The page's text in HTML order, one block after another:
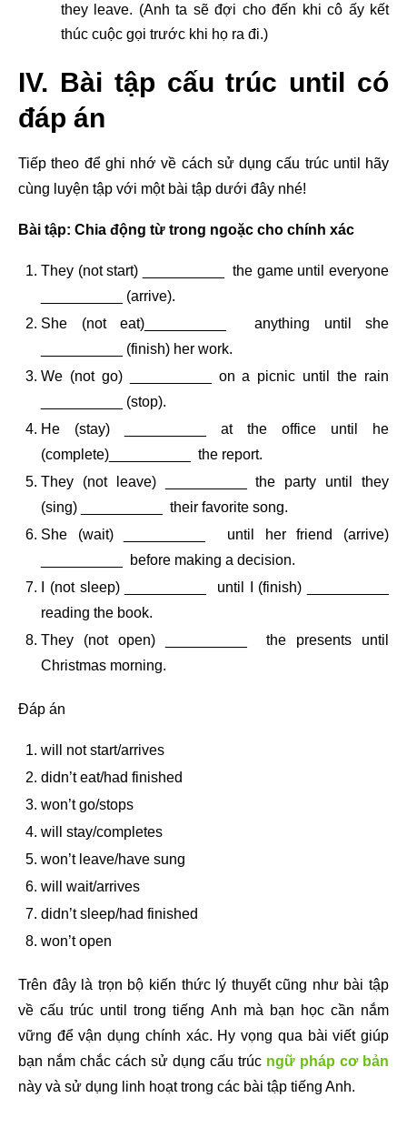
they leave. (Anh ta sẽ đợi cho đến khi cô ấy kết
thúc cuộc gọi trước khi họ ra đi.)
IV. Bài tập cấu trúc until có
đáp án
Tiếp theo để ghi nhớ về cách sử dụng cấu trúc until hãy
cùng luyện tập với một bài tập dưới đây nhé!
Bài tập: Chia động từ trong ngoặc cho chính xác
They (not start) __________ the game until everyone
__________ (arrive).
She (not eat)__________ anything until she
__________ (finish) her work.
We (not go) __________ on a picnic until the rain
__________ (stop).
He (stay) __________ at the office until he
(complete)__________ the report.
They (not leave) __________ the party until they
(sing) __________ their favorite song.
She (wait) __________ until her friend (arrive)
__________ before making a decision.
I (not sleep) __________ until I (finish) __________
reading the book.
They (not open) __________ the presents until
Christmas morning.
Đáp án
will not start/arrives
didn’t eat/had finished
won’t go/stops
will stay/completes
won’t leave/have sung
will wait/arrives
didn’t sleep/had finished
won’t open
Trên đây là trọn bộ kiến thức lý thuyết cũng như bài tập
về cấu trúc until trong tiếng Anh mà bạn học cần nắm
vững để vận dụng chính xác. Hy vọng qua bài viết giúp
bạn nắm chắc cách sử dụng cấu trúc ngữ pháp cơ bản
này và sử dụng linh hoạt trong các bài tập tiếng Anh.